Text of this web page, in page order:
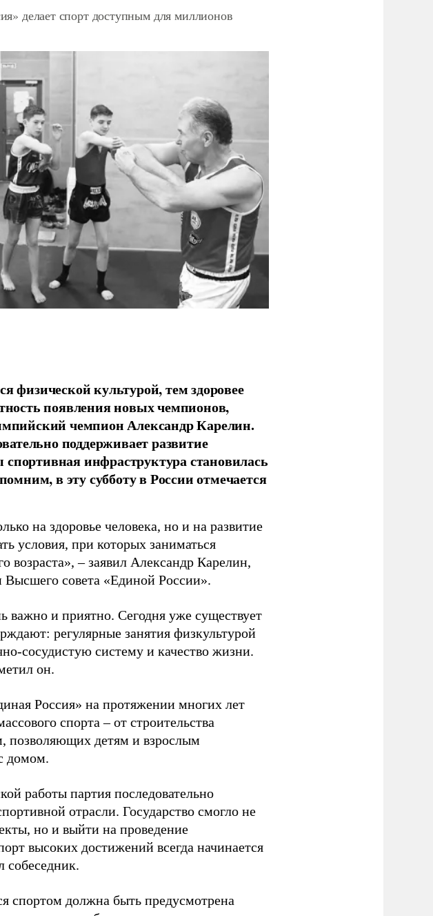
делает спорт доступным для миллионов
физической культурой, тем здоровее
появления новых чемпионов,
чемпион Александр Карелин.
поддерживает развитие
спортивная инфраструктура становилась
в эту субботу в России отмечается
на здоровье человека, но и на развитие
условия, при которых заниматься
возраста», – заявил Александр Карелин,
совета «Единой России».
важно и приятно. Сегодня уже существует
регулярные занятия физкультурой
сосудистую систему и качество жизни.
он.
Россия» на протяжении многих лет
спорта – от строительства
позволяющих детям и взрослым
домом.
работы партия последовательно
отрасли. Государство смогло не
но и выйти на проведение
высоких достижений всегда начинается
собеседник.
спортом должна быть предусмотрена